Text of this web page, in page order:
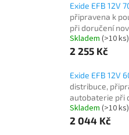
Exide EFB 12V
připravena k
při doručení
Skladem (>10 ks)
2 255 Kč
Exide EFB 12V
distribuce,
autobaterie při
Skladem (>10 ks)
2 044 Kč